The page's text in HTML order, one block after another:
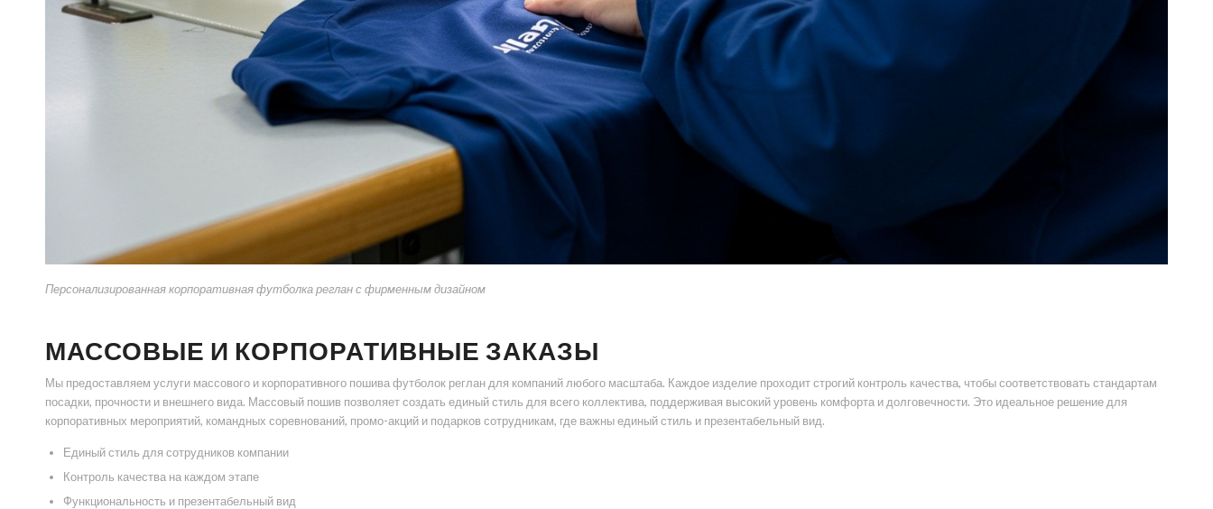
Персонализированная корпоративная футболка реглан с фирменным дизайном
МАССОВЫЕ И КОРПОРАТИВНЫЕ ЗАКАЗЫ
Мы предоставляем услуги массового и корпоративного пошива футболок реглан для компаний любого масштаба. Каждое изделие проходит строгий контроль качества, чтобы соответствовать стандартам
посадки, прочности и внешнего вида. Массовый пошив позволяет создать единый стиль для всего коллектива, поддерживая высокий уровень комфорта и долговечности. Это идеальное решение для
корпоративных мероприятий, командных соревнований, промо-акций и подарков сотрудникам, где важны единый стиль и презентабельный вид.
Единый стиль для сотрудников компании
Контроль качества на каждом этапе
Функциональность и презентабельный вид